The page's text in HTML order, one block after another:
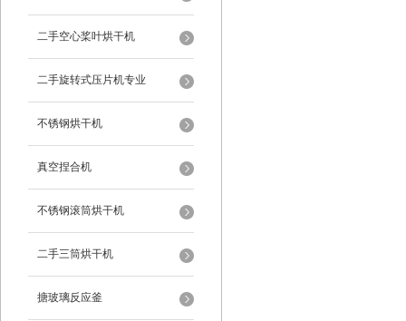
二手空心桨叶烘干机
二手旋转式压片机专业
不锈钢烘干机
真空捏合机
不锈钢滚筒烘干机
二手三筒烘干机
搪玻璃反应釜